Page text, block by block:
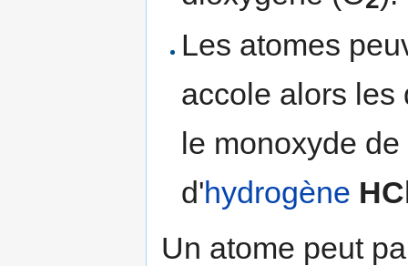
Les atomes
accole alors les
le monoxyde de
d'hydrogène
Un atome peut